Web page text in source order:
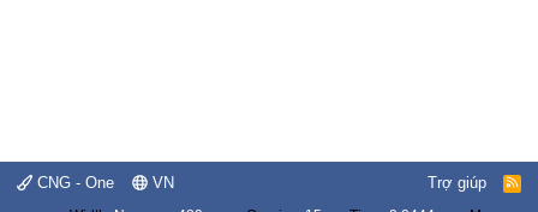
CNG - One VN Trợ giúp
R